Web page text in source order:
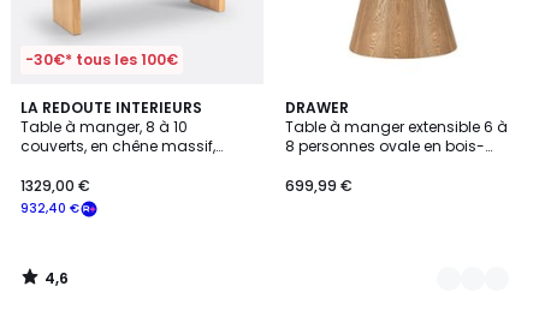
-30€* tous les 100€
LA REDOUTE INTERIEURS
Table à manger, 8 à 10
couverts, en chêne massif,
932,40 €
1329,00 €
4,6
/ 5
4,6
/
DRAWER
Table à manger extensible 6 à
8 personnes ovale en bois-
699,99 €
2
Couleurs